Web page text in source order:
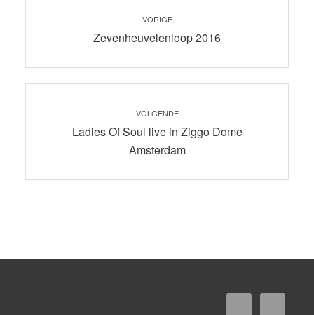
navigatie
VORIGE
Vorig
Zevenheuvelenloop 2016
VOLGENDE
Volgend
Ladies Of Soul live in Ziggo Dome
Amsterdam